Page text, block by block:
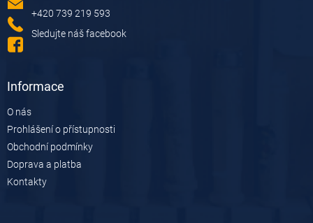
+420 739 219 593
Sledujte náš facebook
Informace
O nás
Prohlášení o přístupnosti
Obchodní podmínky
Doprava a platba
Kontakty